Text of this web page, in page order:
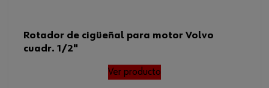
Rotador de cigüeñal para motor Volvo
cuadr. 1/2"
Ver producto